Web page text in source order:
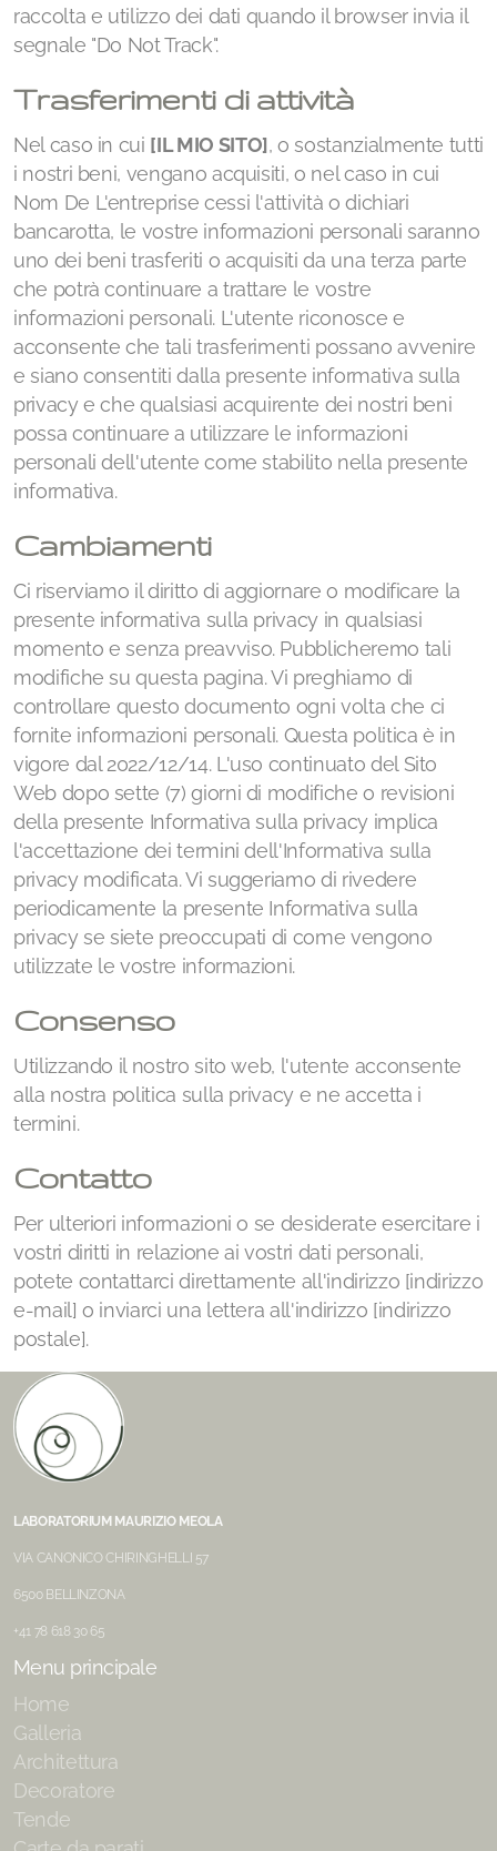
raccolta e utilizzo dei dati quando il browser invia il
segnale "Do Not Track".
Trasferimenti di attività
Nel caso in cui [IL MIO SITO], o sostanzialmente tutti
i nostri beni, vengano acquisiti, o nel caso in cui
Nom De L'entreprise cessi l'attività o dichiari
bancarotta, le vostre informazioni personali saranno
uno dei beni trasferiti o acquisiti da una terza parte
che potrà continuare a trattare le vostre
informazioni personali. L'utente riconosce e
acconsente che tali trasferimenti possano avvenire
e siano consentiti dalla presente informativa sulla
privacy e che qualsiasi acquirente dei nostri beni
possa continuare a utilizzare le informazioni
personali dell'utente come stabilito nella presente
informativa.
Cambiamenti
Ci riserviamo il diritto di aggiornare o modificare la
presente informativa sulla privacy in qualsiasi
momento e senza preavviso. Pubblicheremo tali
modifiche su questa pagina. Vi preghiamo di
controllare questo documento ogni volta che ci
fornite informazioni personali. Questa politica è in
vigore dal 2022/12/14. L'uso continuato del Sito
Web dopo sette (7) giorni di modifiche o revisioni
della presente Informativa sulla privacy implica
l'accettazione dei termini dell'Informativa sulla
privacy modificata. Vi suggeriamo di rivedere
periodicamente la presente Informativa sulla
privacy se siete preoccupati di come vengono
utilizzate le vostre informazioni.
Consenso
Utilizzando il nostro sito web, l'utente acconsente
alla nostra politica sulla privacy e ne accetta i
termini.
Contatto
Per ulteriori informazioni o se desiderate esercitare i
vostri diritti in relazione ai vostri dati personali,
potete contattarci direttamente all'indirizzo [indirizzo
e-mail] o inviarci una lettera all'indirizzo [indirizzo
postale].
LABORATORIUM MAURIZIO MEOLA
VIA CANONICO CHIRINGHELLI 57
6500 BELLINZONA
+41 78 618 30 65
Menu principale
Home
Galleria
Architettura
Decoratore
Tende